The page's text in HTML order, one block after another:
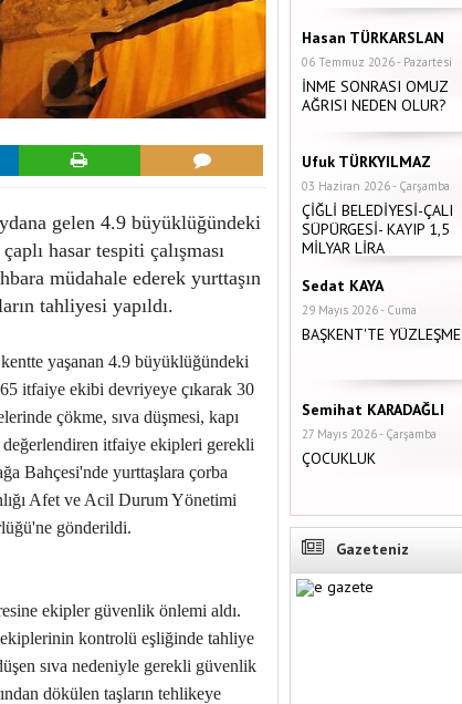
gelen 4.9 büyüklüğündeki
hasar tespiti çalışması
müdahale ederek yurttaşın
tahliyesi yapıldı.
yaşanan 4.9 büyüklüğündeki
itfaiye ekibi devriyeye çıkarak 30
çökme, sıva düşmesi, kapı
değerlendiren itfaiye ekipleri gerekli
Bahçesi'nde yurttaşlara çorba
Afet ve Acil Durum Yönetimi
gönderildi.
ekipler güvenlik önlemi aldı.
kontrolü eşliğinde tahliye
sıva nedeniyle gerekli güvenlik
dökülen taşların tehlikeye
Hasan TÜRKARSLAN
06 Temmuz 2026 - Pazartesi
İNME SONRASI OMUZ
AĞRISI NEDEN OLUR?
Ufuk TÜRKYILMAZ
03 Haziran 2026 - Çarşamba
ÇİĞLİ BELEDİYESİ-ÇALI
SÜPÜRGESİ- KAYIP 1,5
MİLYAR LİRA
Sedat KAYA
29 Mayıs 2026 - Cuma
BAŞKENT'TE YÜZLEŞME
Semihat KARADAĞLI
27 Mayıs 2026 - Çarşamba
ÇOCUKLUK
Gazeteniz